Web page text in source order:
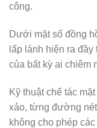
công.
Dưới mặt số đồng
lấp lánh hiện ra
của bất kỳ ai chiêm
Kỹ thuật chế tác
xảo, từng đường
không cho phép